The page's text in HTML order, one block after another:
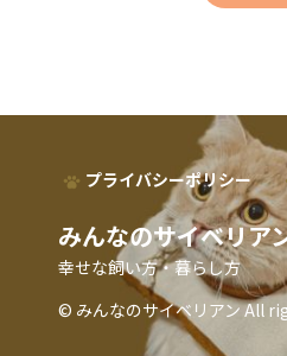
プライバシーポリシー
みんなのサイベリア
幸せな飼い方・暮らし方
© みんなのサイベリアン All